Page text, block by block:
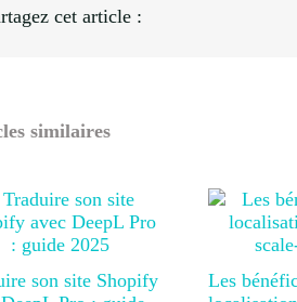
cet article :
similaires
son site Shopify
Les